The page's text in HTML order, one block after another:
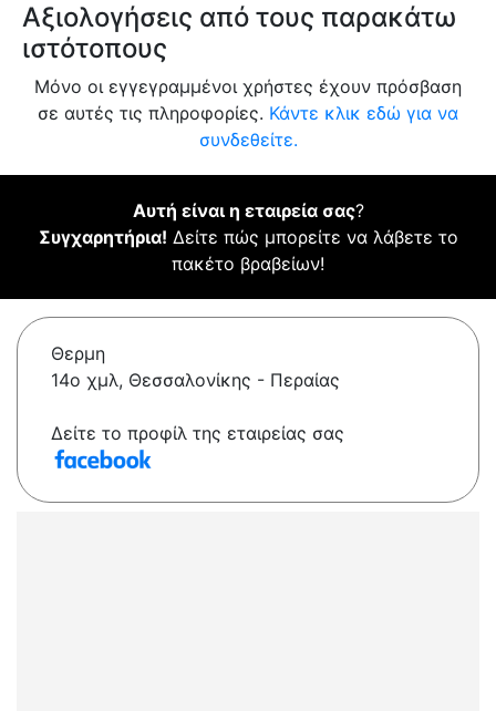
Αξιολογήσεις από τους παρακάτω
ιστότοπους
Μόνο οι εγγεγραμμένοι χρήστες έχουν πρόσβαση
σε αυτές τις πληροφορίες. Κάντε κλικ εδώ για να
συνδεθείτε.
Αυτή είναι η εταιρεία σας?
Συγχαρητήρια! Δείτε πώς μπορείτε να λάβετε το
πακέτο βραβείων!
Θερμη
14ο χμλ, Θεσσαλονίκης - Περαίας
Δείτε το προφίλ της εταιρείας σας